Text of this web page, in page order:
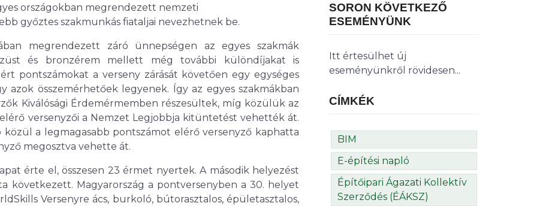
országokban megrendezett nemzeti
győztes szakmunkás fiataljai nevezhetnek be.
megrendezett záró ünnepségen az egyes szakmák
és bronzérem mellett még további különdíjakat is
pontszámokat a verseny zárását követően egy egységes
összemérhetőek legyenek. Így az egyes szakmákban
Kiválósági Érdemérmemben részesültek, míg közülük az
versenyzői a Nemzet Legjobbja kitüntetést vehették át.
a legmagasabb pontszámot elérő versenyző kaphatta
megosztva vehette át.
érte el, összesen 23 érmet nyertek. A második helyezést
következett. Magyarország a pontversenyben a 30. helyet
Versenyre ács, burkoló, bútorasztalos, épületasztalos,
SORON KÖVETKEZŐ
ESEMÉNYÜNK
Itt értesülhet új
eseményünkről rövidesen...
CÍMKÉK
BIM
E-építési napló
Építőipari Ágazati Kollektív
Szerződés (ÉÁKSZ)